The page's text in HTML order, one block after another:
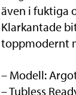
även i fuktiga
Klarkantade
toppmodernt
– Modell:
– Tubless